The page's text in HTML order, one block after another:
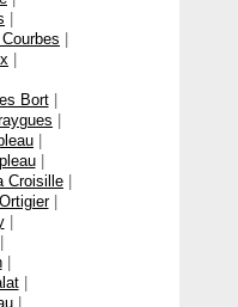
|
|
|
Bort|
|
|
|
Croisille |
|
|
|
|
|